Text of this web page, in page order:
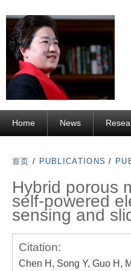
Home News
首页 / PUBLICATIONS /
Hybrid porous
self-powered
sensing and
Citation:
Chen H, Song Y, Guo H,